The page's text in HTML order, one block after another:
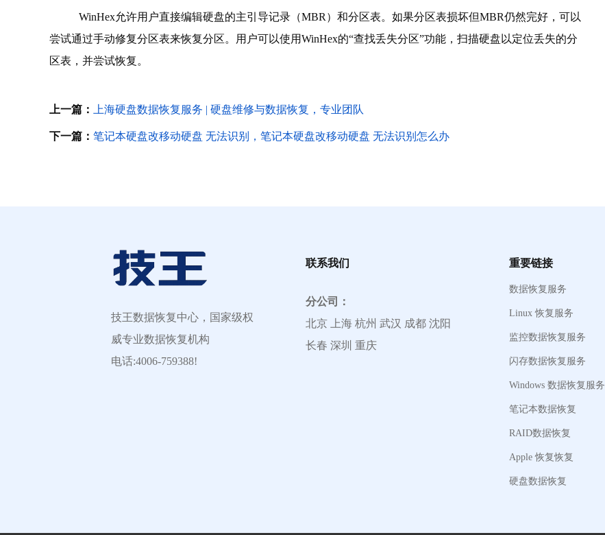
WinHex允许用户直接编辑硬盘的主引导记录（MBR）和分区表。如果分区表损坏但MBR仍然完好，可以
尝试通过手动修复分区表来恢复分区。用户可以使用WinHex的“查找丢失分区”功能，扫描硬盘以定位丢失的分
区表，并尝试恢复。
上一篇： 上海硬盘数据恢复服务 | 硬盘维修与数据恢复，专业团队
下一篇： 笔记本硬盘改移动硬盘 无法识别，笔记本硬盘改移动硬盘 无法识别怎么办
技王数据恢复中心，国家级权
威专业数据恢复机构
电话:4006-759388!
联系我们
分公司：
北京 上海 杭州 武汉 成都 沈阳
长春 深圳 重庆
重要链接
数据恢复服务
Linux 恢复服务
监控数据恢复服务
闪存数据恢复服务
Windows 数据恢复服务
笔记本数据恢复
RAID数据恢复
Apple 恢复恢复
硬盘数据恢复